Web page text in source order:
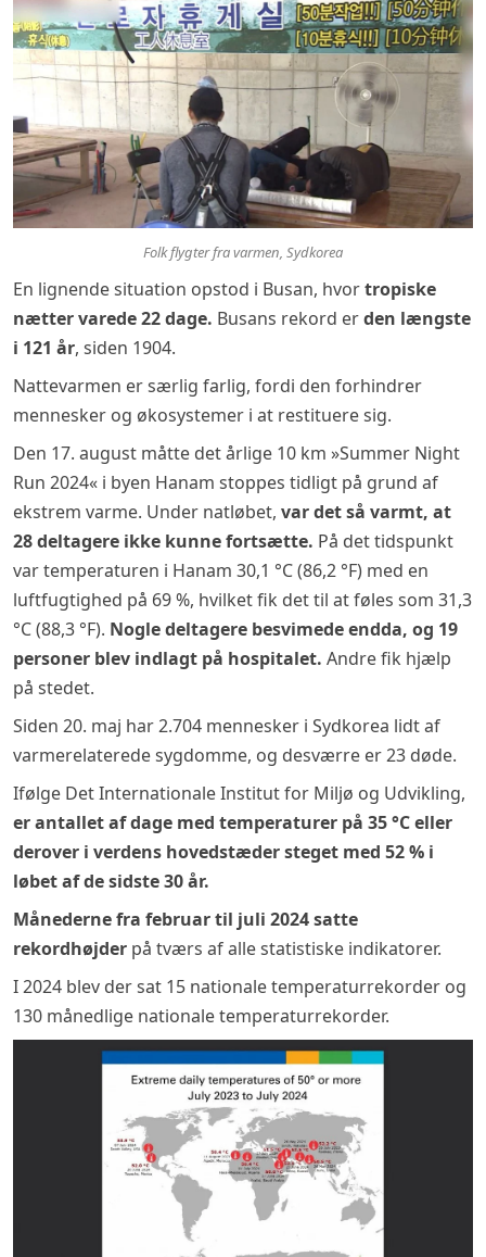
Folk flygter fra varmen, Sydkorea
En lignende situation opstod i Busan, hvortropiske
nætter varede 22 dage. Busans rekord erden længste
i 121 år, siden 1904.
Nattevarmen er særlig farlig, fordi den forhindrer
mennesker og økosystemer i at restituere sig.
Den 17. august måtte det årlige 10 km »Summer Night
Run 2024« i byen Hanam stoppes tidligt på grund af
ekstrem varme. Under natløbet, var det så varmt, at
28 deltagere ikke kunne fortsætte. På det tidspunkt
var temperaturen i Hanam 30,1 °C (86,2 °F) med en
luftfugtighed på 69 %, hvilket fik det til at føles som 31,3
°C (88,3 °F). Nogle deltagere besvimede endda, og 19
personer blev indlagt på hospitalet. Andre fik hjælp
på stedet.
Siden 20. maj har 2.704 mennesker i Sydkorea lidt af
varmerelaterede sygdomme, og desværre er 23 døde.
Ifølge Det Internationale Institut for Miljø og Udvikling,
er antallet af dage med temperaturer på 35 °C eller
derover i verdens hovedstæder steget med 52 % i
løbet af de sidste 30 år.
Månederne fra februar til juli 2024 satte
rekordhøjder på tværs af alle statistiske indikatorer.
I 2024 blev der sat 15 nationale temperaturrekorder og
130 månedlige nationale temperaturrekorder.